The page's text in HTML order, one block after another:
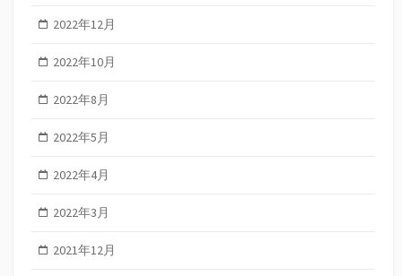
2022年12月
2022年10月
2022年8月
2022年5月
2022年4月
2022年3月
2021年12月